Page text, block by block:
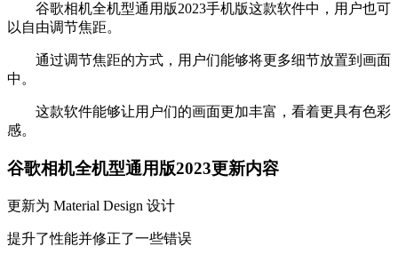
谷歌相机全机型通用版2023手机版这款软件中，用户也可
以自由调节焦距。
通过调节焦距的方式，用户们能够将更多细节放置到画面
中。
这款软件能够让用户们的画面更加丰富，看着更具有色彩
感。
谷歌相机全机型通用版2023更新内容
更新为 Material Design 设计
提升了性能并修正了一些错误